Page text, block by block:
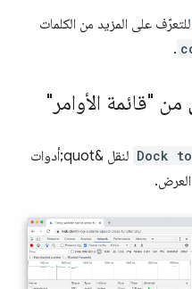
للتعرّف على المزيد من الكلمات
.
من "قائمة الأوامر"
Dock
لنقل &quot;أدوات